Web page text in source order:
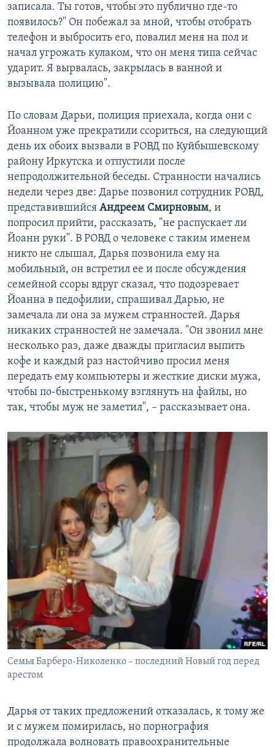
записала. Ты готов, чтобы это публично где-то
появилось?" Он побежал за мной, чтобы отобрать
телефон и выбросить его, повалил меня на пол и
начал угрожать кулаком, что он меня типа сейчас
ударит. Я вырвалась, закрылась в ванной и
вызывала полицию".
По словам Дарьи, полиция приехала, когда они с
Йоанном уже прекратили ссориться, на следующий
день их обоих вызвали в РОВД по Куйбышевскому
району Иркутска и отпустили после
непродолжительной беседы. Странности начались
недели через две: Дарье позвонил сотрудник РОВД,
представившийся Андреем Смирновым, и
попросил прийти, рассказать, "не распускает ли
Йоанн руки". В РОВД о человеке с таким именем
никто не слышал, Дарья позвонила ему на
мобильный, он встретил ее и после обсуждения
семейной ссоры вдруг сказал, что подозревает
Йоанна в педофилии, спрашивал Дарью, не
замечала ли она за мужем странностей. Дарья
никаких странностей не замечала. "Он звонил мне
несколько раз, даже дважды пригласил выпить
кофе и каждый раз настойчиво просил меня
передать ему компьютеры и жесткие диски мужа,
чтобы по-быстренькому взглянуть на файлы, но
так, чтобы муж не заметил", – рассказывает она.
Семья Барберо-Николенко – последний Новый год перед
арестом
Дарья от таких предложений отказалась, к тому же
и с мужем помирилась, но порнография
продолжала волновать правоохранительные